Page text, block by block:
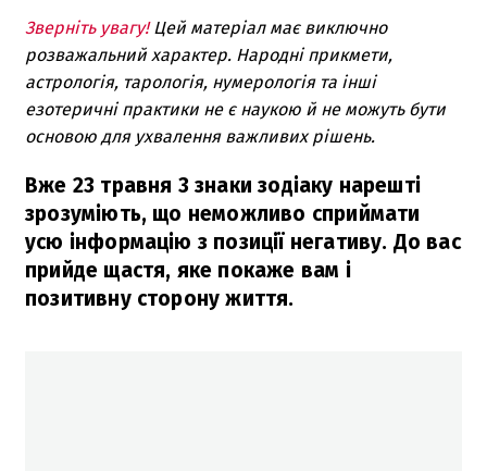
Зверніть увагу! Цей матеріал має виключно
розважальний характер. Народні прикмети,
астрологія, тарологія, нумерологія та інші
езотеричні практики не є наукою й не можуть бути
основою для ухвалення важливих рішень.
Вже 23 травня 3 знаки зодіаку нарешті
зрозуміють, що неможливо сприймати
усю інформацію з позиції негативу. До вас
прийде щастя, яке покаже вам і
позитивну сторону життя.